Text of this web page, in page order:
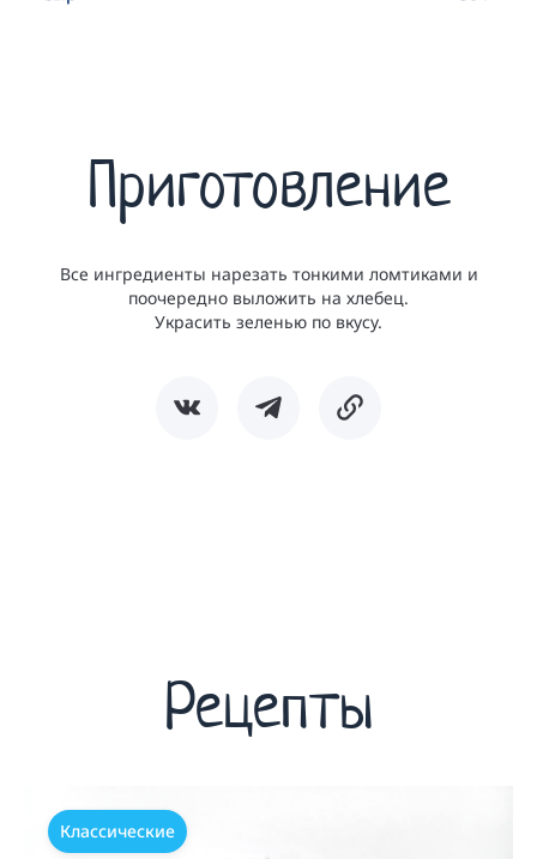
Приготовление
Все ингредиенты нарезать тонкими ломтиками и
поочередно выложить на хлебец.
Украсить зеленью по вкусу.
Рецепты
Классические